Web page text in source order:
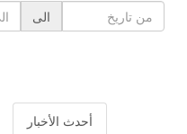
الى
أحدث الأخبار